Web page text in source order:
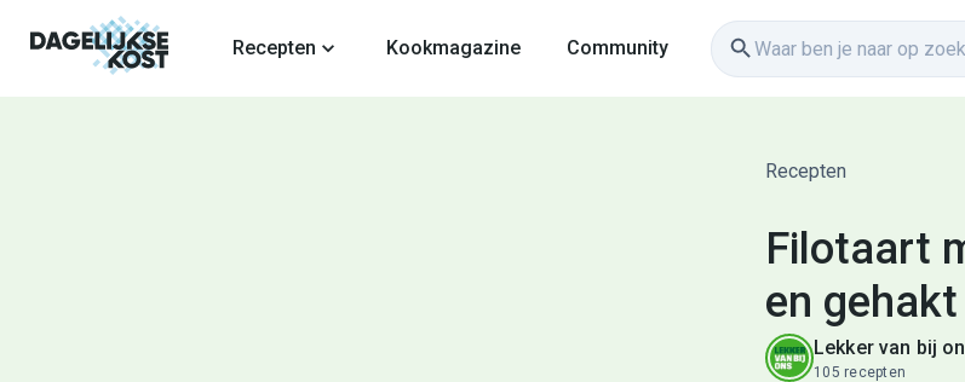
Recepten
Kookmagazine Community
Recepten
Filotaart
en gehakt
Lekker van bij
105 recepten